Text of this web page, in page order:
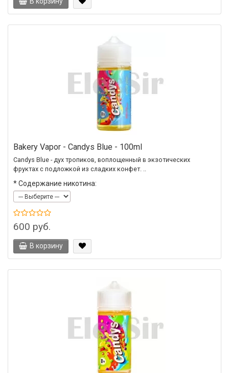
Bakery Vapor - Candys Blue - 100ml
Candys Blue - дух тропиков, воплощенный в экзотических
фруктах с подложкой из сладких конфет. ..
*Содержание никотина:
600 руб.
В корзину